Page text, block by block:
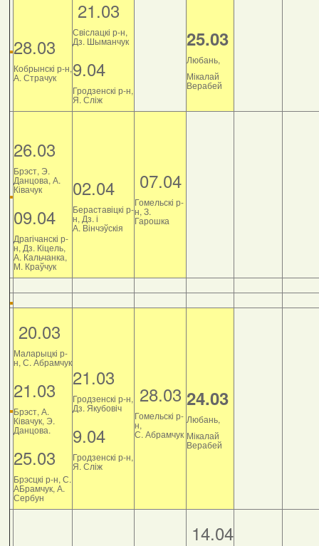
28.03
Кобрынскі р-н,
А. Страчук
21.03
Свіслацкі р-н,
Дз. Шыманчук
9.04
Гродзенскі р-н,
Я. Сліж
25.03
Любань,
Мікалай
Верабей
26.03
Брэст, Э.
Данцова, А.
Ківачук
09.04
Драгічанскі р-
н, Дз. Кіцель,
А. Кальчанка,
М. Краўчук
02.04
Бераставіцкі р-
н, Дз. і
А. Вінчэўскія
07.04
Гомельскі р-
н, З.
Гарошка
20.03
Маларыцкі р-
н, С. Абрамчук
21.03
Брэст, А.
Ківачук, Э.
Данцова.
25.03
Брэсцкі р-н, С.
АБрамчук, А.
Сербун
21.03
Гродзенскі р-н,
Дз. Якубовіч
9.04
Гродзенскі р-н,
Я. Сліж
28.03
Гомельскі р-
н,
С. Абрамчук
24.03
Любань,
Мікалай
Верабей
14.04